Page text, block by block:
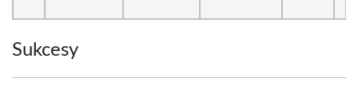
Sukcesy